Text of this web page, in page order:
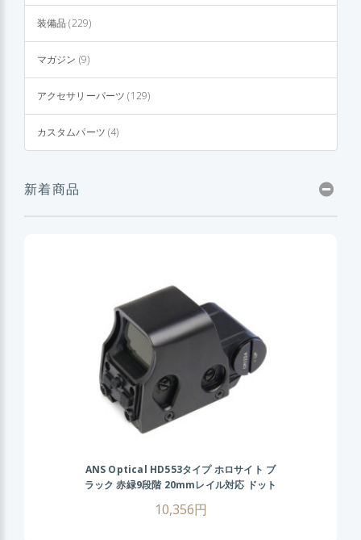
装備品 (229)
マガジン (9)
アクセサリーパーツ (129)
カスタムパーツ (4)
新着商品
ANS Optical HD553タイプ ホロサイト ブ
ラック 赤緑9段階 20mmレイル対応 ドット
ゲーム 照準器
10,356円